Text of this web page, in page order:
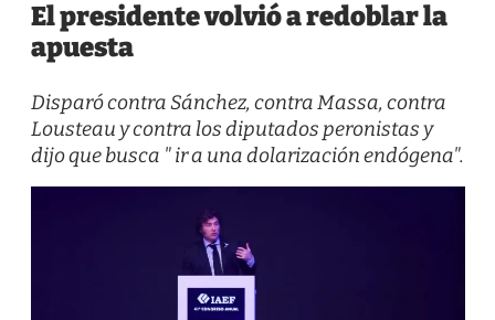
El presidente volvió a redoblar la
apuesta
Disparó contra Sánchez, contra Massa, contra
Lousteau y contra los diputados peronistas y
dijo que busca " ir a una dolarización endógena".